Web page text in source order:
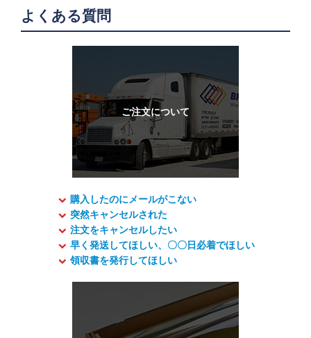
よくある質問
購入したのにメールがこない
突然キャンセルされた
注文をキャンセルしたい
早く発送してほしい、〇〇日必着でほしい
領収書を発行してほしい